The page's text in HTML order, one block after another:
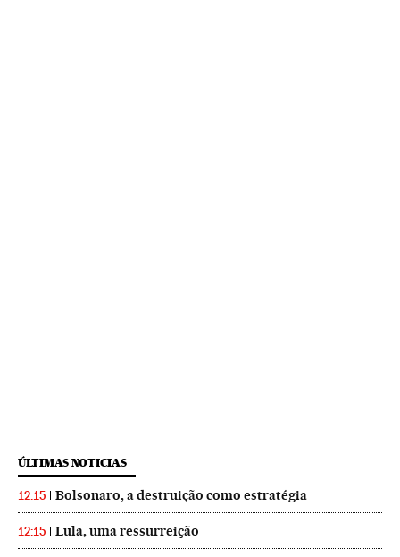
ÚLTIMAS NOTICIAS
12:15 Bolsonaro, a destruição como estratégia
12:15 Lula, uma ressurreição